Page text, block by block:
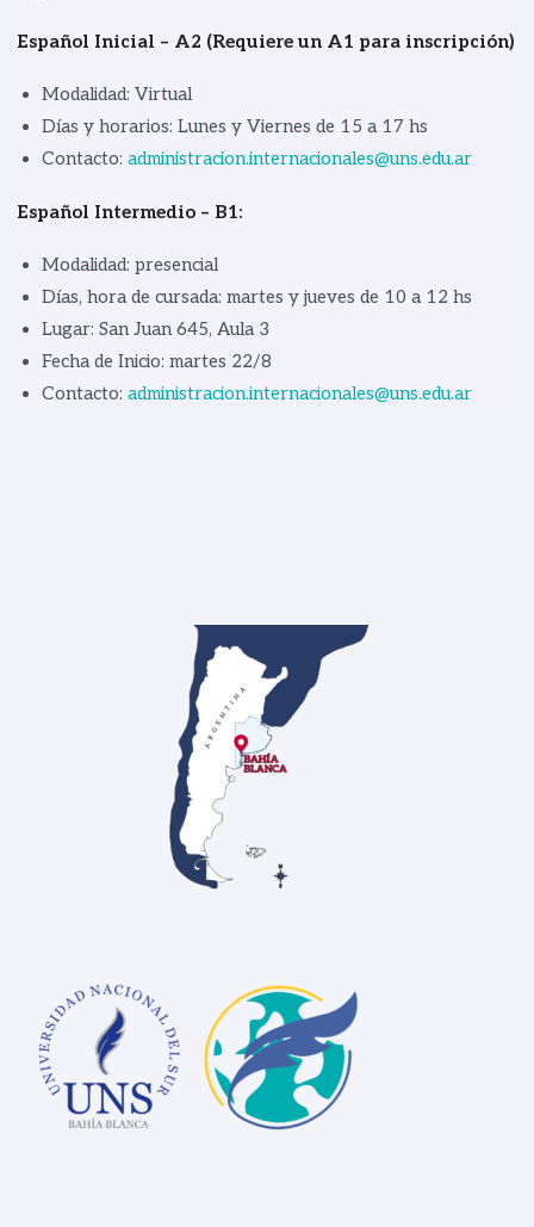
Español Inicial – A2 (Requiere un A1 para inscripción)
Modalidad: Virtual
Días y horarios: Lunes y Viernes de 15 a 17 hs
Contacto: administracion.internacionales@uns.edu.ar
Español Intermedio – B1:
Modalidad: presencial
Días, hora de cursada: martes y jueves de 10 a 12 hs
Lugar: San Juan 645, Aula 3
Fecha de Inicio: martes 22/8
Contacto: administracion.internacionales@uns.edu.ar